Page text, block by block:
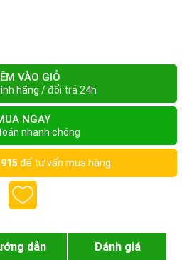
VÀO GIỎ
hãng / đổi trả 24h
NGAY
nhanh chóng
để tư vấn mua hàng
dẫn Đánh giá